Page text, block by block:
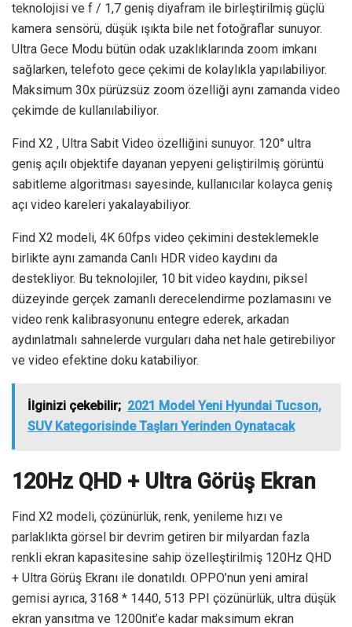
teknolojisi ve f / 1,7 geniş diyafram ile birleştirilmiş güçlü
kamera sensörü, düşük ışıkta bile net fotoğraflar sunuyor.
Ultra Gece Modu bütün odak uzaklıklarında zoom imkanı
sağlarken, telefoto gece çekimi de kolaylıkla yapılabiliyor.
Maksimum 30x pürüzsüz zoom özelliği aynı zamanda video
çekimde de kullanılabiliyor.
Find X2 , Ultra Sabit Video özelliğini sunuyor. 120° ultra
geniş açılı objektife dayanan yepyeni geliştirilmiş görüntü
sabitleme algoritması sayesinde, kullanıcılar kolayca geniş
açı video kareleri yakalayabiliyor.
Find X2 modeli, 4K 60fps video çekimini desteklemekle
birlikte aynı zamanda Canlı HDR video kaydını da
destekliyor. Bu teknolojiler, 10 bit video kaydını, piksel
düzeyinde gerçek zamanlı derecelendirme pozlamasını ve
video renk kalibrasyonunu entegre ederek, arkadan
aydınlatmalı sahnelerde vurguları daha net hale getirebiliyor
ve video efektine doku katabiliyor.
İlginizi çekebilir; 2021 Model Yeni Hyundai Tucson,
SUV Kategorisinde Taşları Yerinden Oynatacak
120Hz QHD + Ultra Görüş Ekran
Find X2 modeli, çözünürlük, renk, yenileme hızı ve
parlaklıkta görsel bir devrim getiren bir milyardan fazla
renkli ekran kapasitesine sahip özelleştirilmiş 120Hz QHD
+ Ultra Görüş Ekranı ile donatıldı. OPPO’nun yeni amiral
gemisi ayrıca, 3168 * 1440, 513 PPI çözünürlük, ultra düşük
ekran yansıtma ve 1200nit’e kadar maksimum ekran